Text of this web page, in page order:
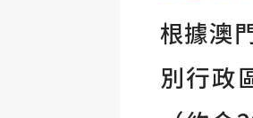
根據澳
別行政